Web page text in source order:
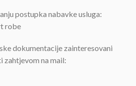
postupka nabavke usluga:
robe
dokumentacije zainteresovani
zahtjevom na mail: